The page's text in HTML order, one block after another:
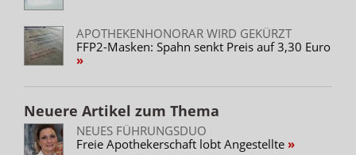
APOTHEKENHONORAR WIRD GEKÜRZT
FFP2-Masken: Spahn senkt Preis auf 3,30 Euro
Neuere Artikel zum Thema
NEUES FÜHRUNGSDUO
Freie Apothekerschaft lobt Angestellte